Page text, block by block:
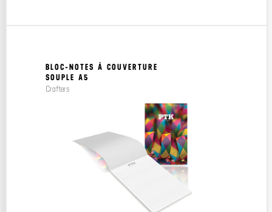
BLOC-NOTES À COUVERTURE
SOUPLE A5
Crafters